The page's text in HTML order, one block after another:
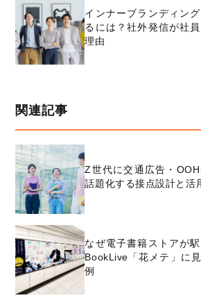
インナーブランディン
るには？社外発信が社
理由
関連記事
Z世代に交通広告・
話題化する接点設計と活
なぜ電子書籍ストアが
BookLive「花メテ」に
例